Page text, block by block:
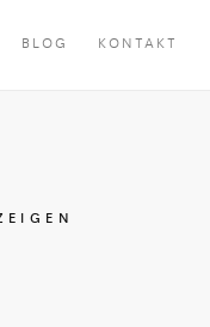
BLOG KONTAKT